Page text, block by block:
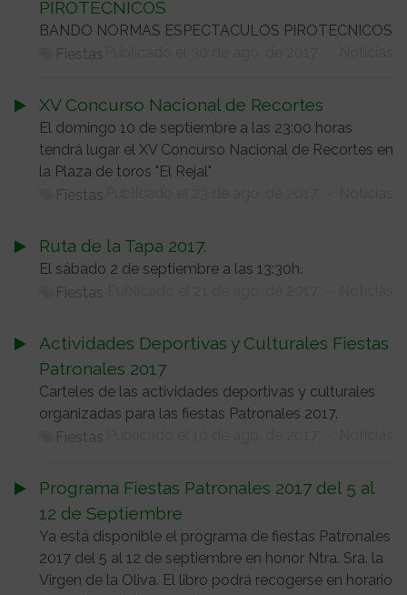
PIROTÉCNICOS
BANDO NORMAS ESPECTACULOS PIROTECNICOS
Fiestas
XV Concurso Nacional de Recortes
El domingo 10 de septiembre a las 23:00 horas
tendrá lugar el XV Concurso Nacional de Recortes en
la Plaza de toros "El Rejal"
Fiestas
Ruta de la Tapa 2017.
El sábado 2 de septiembre a las 13:30h.
Fiestas
Actividades Deportivas y Culturales Fiestas
Patronales 2017
Carteles de las actividades deportivas y culturales
organizadas para las fiestas Patronales 2017.
Fiestas
Programa Fiestas Patronales 2017 del 5 al
12 de Septiembre
Ya está disponible el programa de fiestas Patronales
2017 del 5 al 12 de septiembre en honor Ntra. Sra. la
Virgen de la Oliva. El libro podrá recogerse en horario